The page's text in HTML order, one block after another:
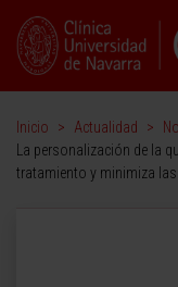
Inicio > Actualidad >
La personalización de la
tratamiento y minimiza